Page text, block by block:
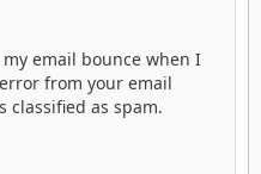
email bounce when I
from your email
classified as spam.